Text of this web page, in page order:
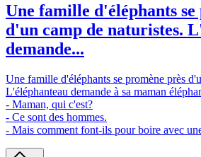
Une famille d'éléphants se
d'un camp de naturistes.
demande...
Une famille d'éléphants se promène près
L'éléphanteau demande à sa maman
- Maman, qui c'est?
- Ce sont des hommes.
- Mais comment font-ils pour boire avec